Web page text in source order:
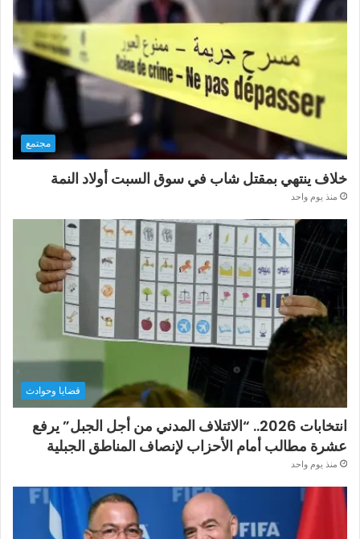
مجتمع
خلاف ينتهي بمقتل شاب في سوق السبت أولاد النمة
منذ يوم واحد
قضايا وحوادث
انتخابات 2026.. “الائتلاف المدني من أجل الجبل” يرفع
عشرة مطالب أمام الأحزاب لإنصاف المناطق الجبلية
منذ يوم واحد